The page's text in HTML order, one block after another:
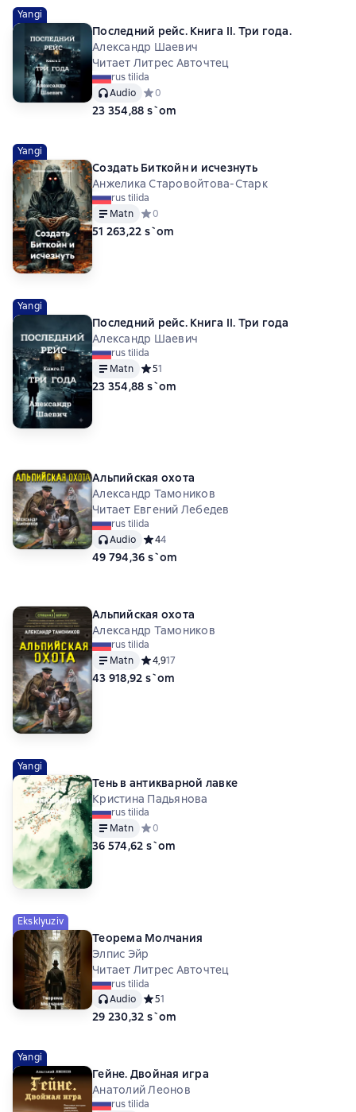
Yangi
Последний рейс. Книга II. Три года.
Александр Шаевич
Читает Литрес Авточтец
rus tilida
Audio
Средний рейтинг 0 на основе 0 оценок
0
23 354,88 s`om
Yangi
Создать Биткойн и исчезнуть
Анжелика Старовойтова-Старк
rus tilida
Matn
Средний рейтинг 0 на основе 0 оценок
0
51 263,22 s`om
Yangi
Последний рейс. Книга II. Три года
Александр Шаевич
rus tilida
Matn
Средний рейтинг 5 на основе 1 оценок
51
23 354,88 s`om
Альпийская охота
Александр Тамоников
Читает Евгений Лебедев
rus tilida
Audio
Средний рейтинг 4 на основе 4 оценок
44
49 794,36 s`om
Альпийская охота
Александр Тамоников
rus tilida
Matn
Средний рейтинг 4,9 на основе 17 оценок
4,917
43 918,92 s`om
Yangi
Тень в антикварной лавке
Кристина Падьянова
rus tilida
Matn
Средний рейтинг 0 на основе 0 оценок
0
36 574,62 s`om
Eksklyuziv
Теорема Молчания
Элпис Эйр
Читает Литрес Авточтец
rus tilida
Audio
Средний рейтинг 5 на основе 1 оценок
51
29 230,32 s`om
Yangi
Гейне. Двойная игра
Анатолий Леонов
rus tilida